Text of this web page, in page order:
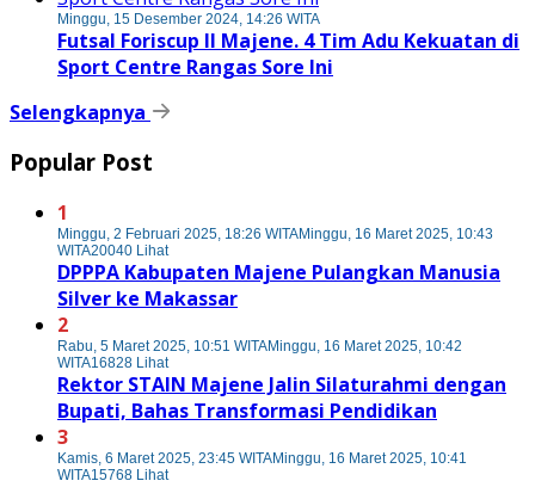
Minggu, 15 Desember 2024, 14:26 WITA
Futsal Foriscup II Majene. 4 Tim Adu Kekuatan di
Sport Centre Rangas Sore Ini
Selengkapnya
Popular Post
1
Minggu, 2 Februari 2025, 18:26 WITAMinggu, 16 Maret 2025, 10:43
WITA20040 Lihat
DPPPA Kabupaten Majene Pulangkan Manusia
Silver ke Makassar
2
Rabu, 5 Maret 2025, 10:51 WITAMinggu, 16 Maret 2025, 10:42
WITA16828 Lihat
Rektor STAIN Majene Jalin Silaturahmi dengan
Bupati, Bahas Transformasi Pendidikan
3
Kamis, 6 Maret 2025, 23:45 WITAMinggu, 16 Maret 2025, 10:41
WITA15768 Lihat